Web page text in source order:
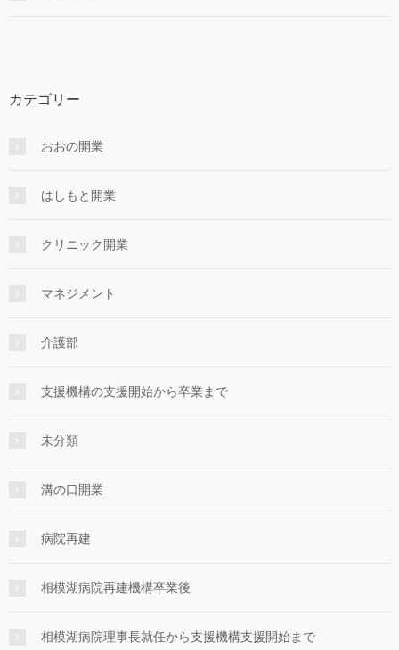
カテゴリー
おおの開業
はしもと開業
クリニック開業
マネジメント
介護部
支援機構の支援開始から卒業まで
未分類
溝の口開業
病院再建
相模湖病院再建機構卒業後
相模湖病院理事長就任から支援機構支援開始まで